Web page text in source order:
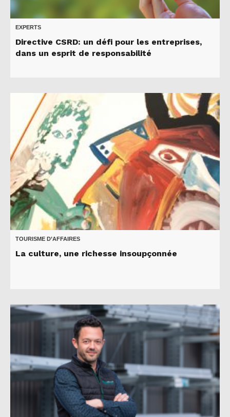
EXPERTS
Directive CSRD: un défi pour les entreprises,
dans un esprit de responsabilité
TOURISME D’AFFAIRES
La culture, une richesse insoupçonnée